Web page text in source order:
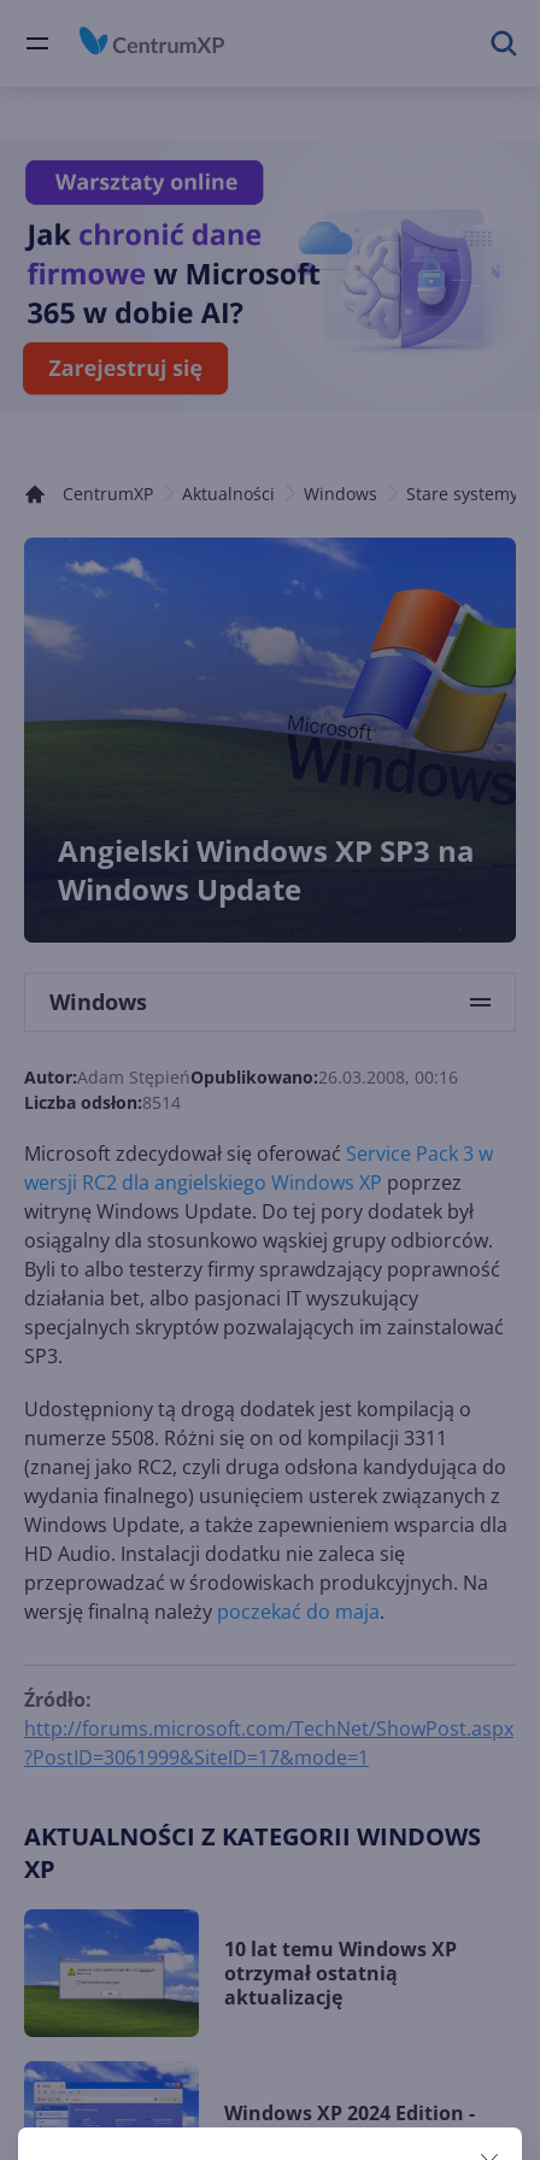
CentrumXP Aktualności Windows Stare systemy
Angielski Windows XP SP3 na
Windows Update
Windows
Autor:Adam StępieńOpublikowano:26.03.2008, 00:16
Liczba odsłon:8514
Microsoft zdecydował się oferować Service Pack 3 w
wersji RC2 dla angielskiego Windows XP poprzez
witrynę Windows Update. Do tej pory dodatek był
osiągalny dla stosunkowo wąskiej grupy odbiorców.
Byli to albo testerzy firmy sprawdzający poprawność
działania bet, albo pasjonaci IT wyszukujący
specjalnych skryptów pozwalających im zainstalować
SP3.
Udostępniony tą drogą dodatek jest kompilacją o
numerze 5508. Różni się on od kompilacji 3311
(znanej jako RC2, czyli druga odsłona kandydująca do
wydania finalnego) usunięciem usterek związanych z
Windows Update, a także zapewnieniem wsparcia dla
HD Audio. Instalacji dodatku nie zaleca się
przeprowadzać w środowiskach produkcyjnych. Na
wersję finalną należy poczekać do maja.
Źródło:
http://forums.microsoft.com/TechNet/ShowPost.aspx
?PostID=3061999&SiteID=17&mode=1
AKTUALNOŚCI Z KATEGORII WINDOWS
XP
10 lat temu Windows XP
otrzymał ostatnią
aktualizację
Windows XP 2024 Edition -